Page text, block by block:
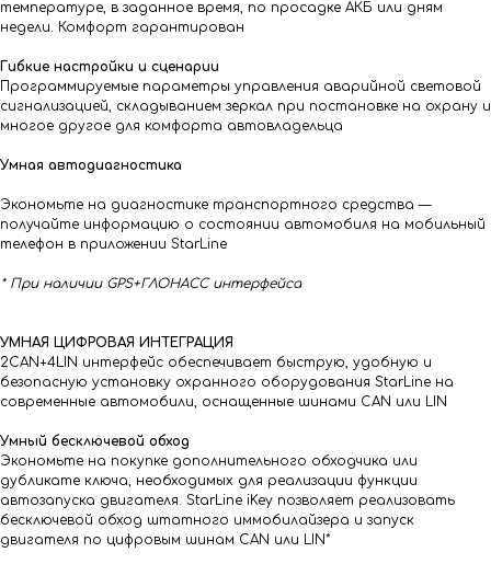
температуре, в заданное время, по просадке АКБ или дням
недели. Комфорт гарантирован
Гибкие настройки и сценарии
Программируемые параметры управления аварийной световой
сигнализацией, складыванием зеркал при постановке на охрану и
многое другое для комфорта автовладельца
Умная автодиагностика
Экономьте на диагностике транспортного средства —
получайте информацию о состоянии автомобиля на мобильный
телефон в приложении StarLine
* При наличии GPS+ГЛОНАСС интерфейса
УМНАЯ ЦИФРОВАЯ ИНТЕГРАЦИЯ
2CAN+4LIN интерфейс обеспечивает быструю, удобную и
безопасную установку охранного оборудования StarLine на
современные автомобили, оснащенные шинами CAN или LIN
Умный бесключевой обход
Экономьте на покупке дополнительного обходчика или
дубликате ключа, необходимых для реализации функции
автозапуска двигателя. StarLine iKey позволяет реализовать
бесключевой обход штатного иммобилайзера и запуск
двигателя по цифровым шинам CAN или LIN*